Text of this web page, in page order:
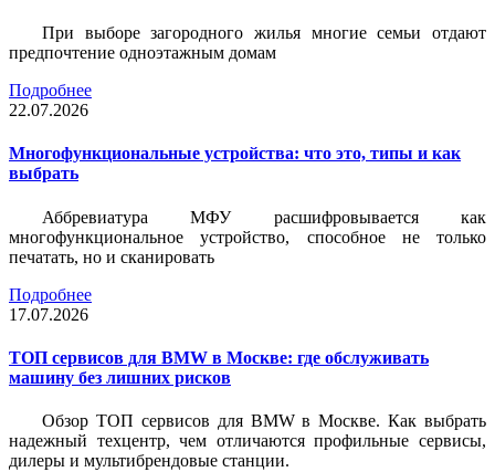
При выборе загородного жилья многие семьи отдают
предпочтение одноэтажным домам
Подробнее
22.07.2026
Многофункциональные устройства: что это, типы и как
выбрать
Аббревиатура МФУ расшифровывается как
многофункциональное устройство, способное не только
печатать, но и сканировать
Подробнее
17.07.2026
ТОП сервисов для BMW в Москве: где обслуживать
машину без лишних рисков
Обзор ТОП сервисов для BMW в Москве. Как выбрать
надежный техцентр, чем отличаются профильные сервисы,
дилеры и мультибрендовые станции.